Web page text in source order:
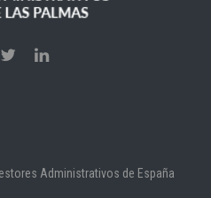
Administrativos de España